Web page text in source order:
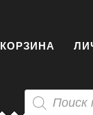
КОРЗИНА
Поиск
товаров